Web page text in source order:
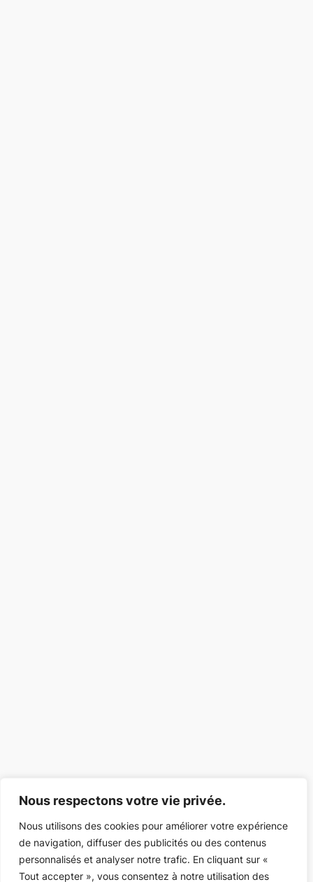
Nous respectons votre vie privée.
Nous utilisons des cookies pour améliorer votre expérience
de navigation, diffuser des publicités ou des contenus
personnalisés et analyser notre trafic. En cliquant sur «
Tout accepter », vous consentez à notre utilisation des